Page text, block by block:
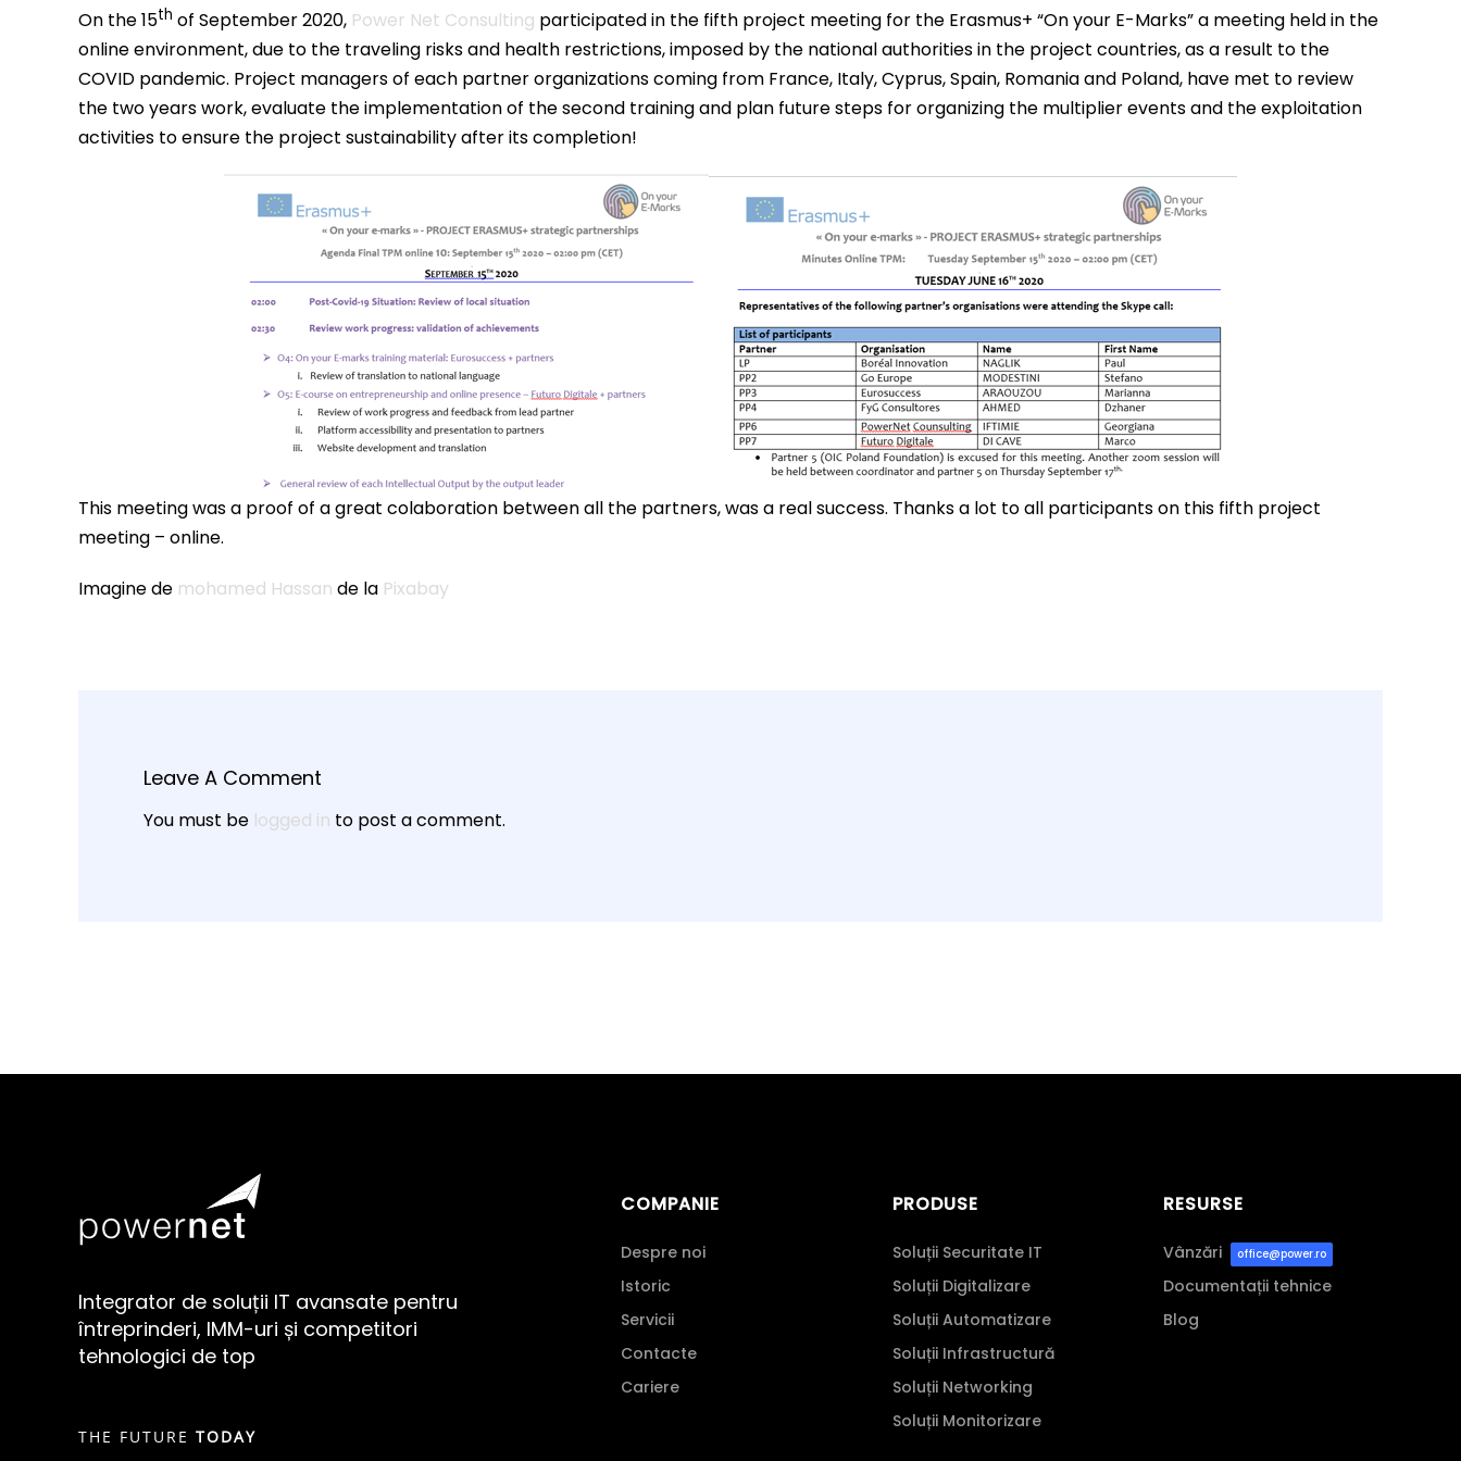
On the 15th of September 2020, Power Net Consulting participated in the fifth project meeting for the Erasmus+ “On your E-Marks” a meeting held in the
online environment, due to the traveling risks and health restrictions, imposed by the national authorities in the project countries, as a result to the
COVID pandemic. Project managers of each partner organizations coming from France, Italy, Cyprus, Spain, Romania and Poland, have met to review
the two years work, evaluate the implementation of the second training and plan future steps for organizing the multiplier events and the exploitation
activities to ensure the project sustainability after its completion!
This meeting was a proof of a great colaboration between all the partners, was a real success. Thanks a lot to all participants on this fifth project
meeting – online.
Imagine de mohamed Hassan de la Pixabay
Leave A Comment
You must be logged in to post a comment.
Integrator de soluții IT avansate pentru
întreprinderi, IMM-uri și competitori
tehnologici de top
THE FUTURE TODAY
COMPANIE
Despre noi
Istoric
Servicii
Contacte
Cariere
PRODUSE
Soluții Securitate IT
Soluții Digitalizare
Soluții Automatizare
Soluții Infrastructură
Soluții Networking
Soluții Monitorizare
RESURSE
Vânzări office@power.ro
Documentații tehnice
Blog